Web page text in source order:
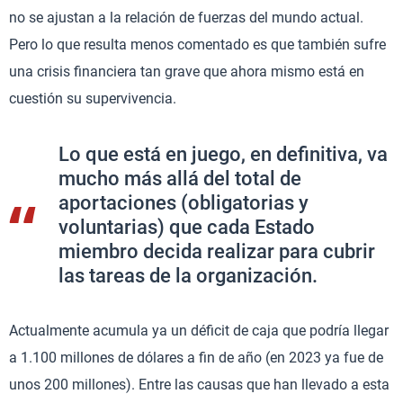
no se ajustan a la relación de fuerzas del mundo actual.
Pero lo que resulta menos comentado es que también sufre
una crisis financiera tan grave que ahora mismo está en
cuestión su supervivencia.
Lo que está en juego, en definitiva, va
mucho más allá del total de
aportaciones (obligatorias y
voluntarias) que cada Estado
miembro decida realizar para cubrir
las tareas de la organización.
Actualmente acumula ya un déficit de caja que podría llegar
a 1.100 millones de dólares a fin de año (en 2023 ya fue de
unos 200 millones). Entre las causas que han llevado a esta